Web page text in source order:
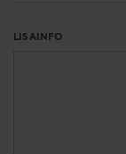
LISAINFO